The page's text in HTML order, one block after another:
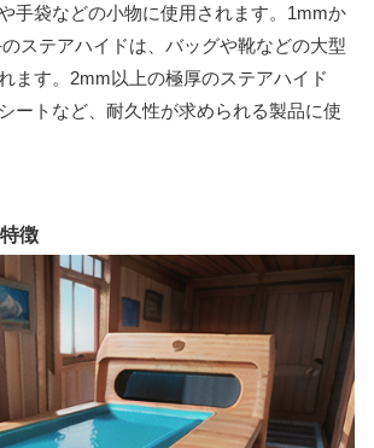
手袋などの小物に使用されます。1mmか
ステアハイドは、バッグや靴などの大型
ます。2mm以上の極厚のステアハイド
ートなど、耐久性が求められる製品に使
徴